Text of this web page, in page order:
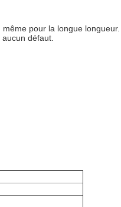
pour la longue longueur.
défaut.